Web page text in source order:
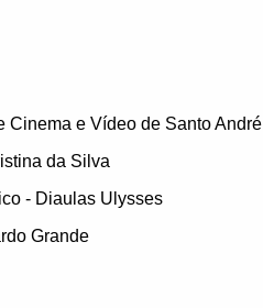
Cinema e Vídeo de Santo André
da Silva
- Diaulas Ulysses
Grande